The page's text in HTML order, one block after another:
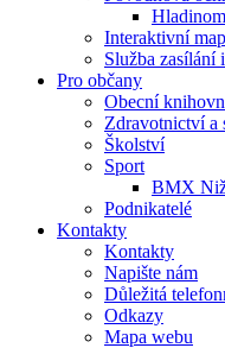
Interaktivní
Služba zasílání
Pro občany
Obecní
Zdravotnictví a
Školství
Sport
BMX
Podnikatelé
Kontakty
Kontakty
Napište nám
Důležitá
Odkazy
Mapa webu